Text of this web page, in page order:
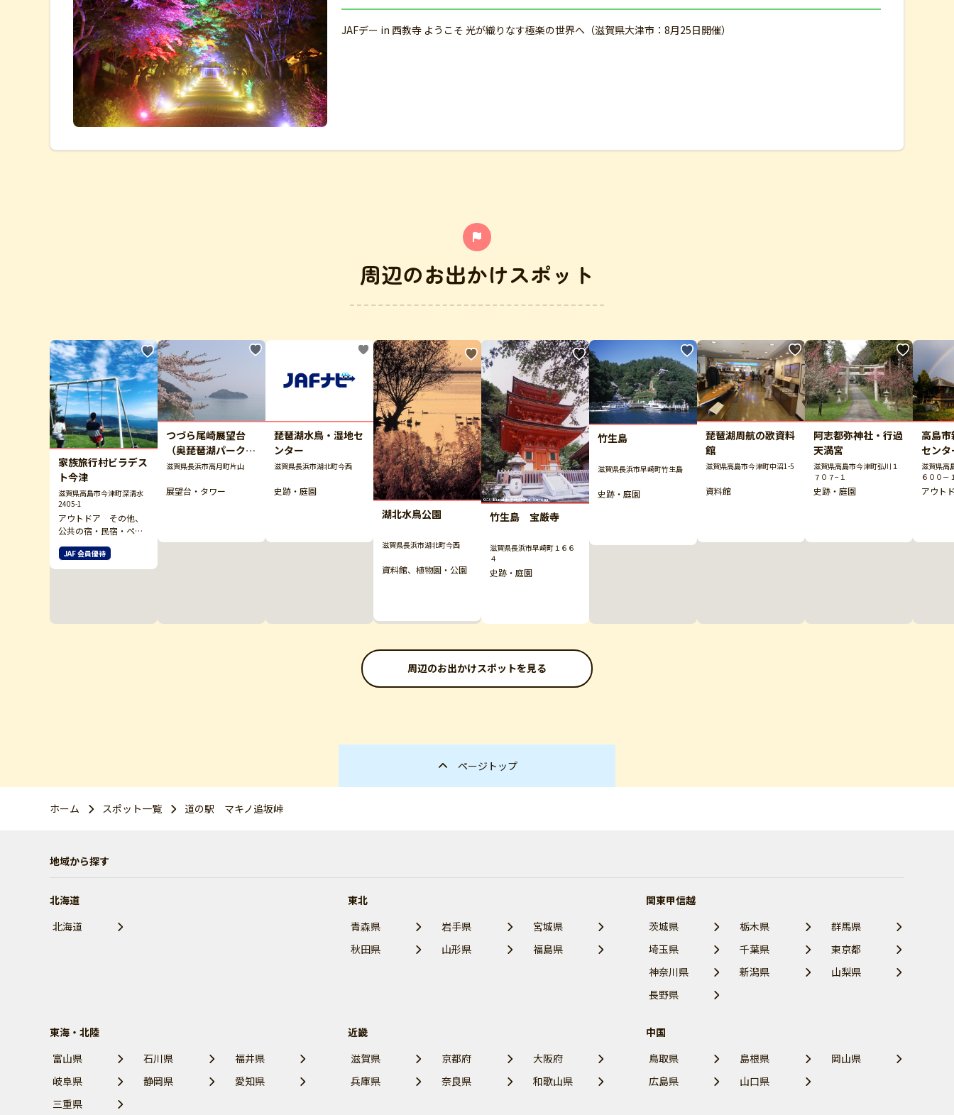
JAFデー in 西教寺 ようこそ 光が織りなす極楽の世界へ（滋賀県大津市：8月25日開催）
周辺のお出かけスポット
家族旅行村ビラデス
ト今津
滋賀県高島市今津町深清水
2405-1
アウトドア その他、
公共の宿・民宿・ペン
バーベキュー
JAF 会員優待
つづら尾崎展望台
（奥琵琶湖パークウ
ェイ）
滋賀県長浜市高月町片山
展望台・タワー
琵琶湖水鳥・湿地セ
ンター
滋賀県長浜市湖北町今西
史跡・庭園
湖北水鳥公園
滋賀県長浜市湖北町今西
資料館、植物園・公園
竹生島 宝厳寺
滋賀県長浜市早崎町１６６
４
史跡・庭園
竹生島
滋賀県長浜市早崎町竹生島
史跡・庭園
琵琶湖周航の歌資料
館
滋賀県高島市今津町中沼1-5
資料館
阿志都弥神社・行過
天満宮
滋賀県高島市今津町弘川１
７０７−１
史跡・庭園
高島
センタ
滋賀県高
６００－
アウト
周辺のお出かけスポットを見る
ページトップ
ホーム スポット一覧 道の駅 マキノ追坂峠
地域から探す
北海道
北海道
東北
青森県
岩手県
宮城県
秋田県
山形県 福島県
関東甲信越
茨城県
栃木県
群馬県
埼玉県
千葉県
東京都
神奈川県
新潟県
山梨県
長野県
東海・北陸
富山県
石川県
福井県
岐阜県
静岡県
愛知県
三重県
近畿
滋賀県
京都府
大阪府
兵庫県
奈良県 和歌山県
中国
鳥取県
島根県
岡山県
広島県
山口県